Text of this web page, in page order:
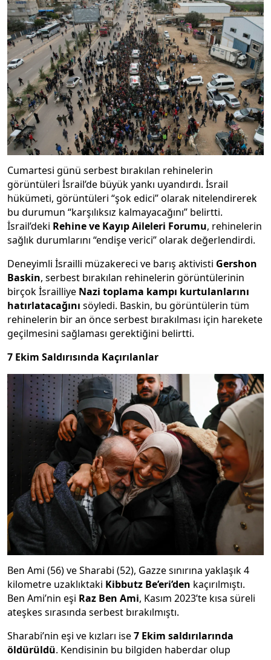
Cumartesi günü serbest bırakılan rehinelerin
görüntüleri İsrail’de büyük yankı uyandırdı. İsrail
hükümeti, görüntüleri “şok edici” olarak nitelendirerek
bu durumun “karşılıksız kalmayacağını” belirtti.
İsrail’deki Rehine ve Kayıp Aileleri Forumu, rehinelerin
sağlık durumlarını “endişe verici” olarak değerlendirdi.
Deneyimli İsrailli müzakereci ve barış aktivisti Gershon
Baskin, serbest bırakılan rehinelerin görüntülerinin
birçok İsrailliye Nazi toplama kampı kurtulanlarını
hatırlatacağını söyledi. Baskin, bu görüntülerin tüm
rehinelerin bir an önce serbest bırakılması için harekete
geçilmesini sağlaması gerektiğini belirtti.
7 Ekim Saldırısında Kaçırılanlar
Ben Ami (56) ve Sharabi (52), Gazze sınırına yaklaşık 4
kilometre uzaklıktaki Kibbutz Be’eri’den kaçırılmıştı.
Ben Ami’nin eşi Raz Ben Ami, Kasım 2023’te kısa süreli
ateşkes sırasında serbest bırakılmıştı.
Sharabi’nin eşi ve kızları ise7 Ekim saldırılarında
öldürüldü. Kendisinin bu bilgiden haberdar olup